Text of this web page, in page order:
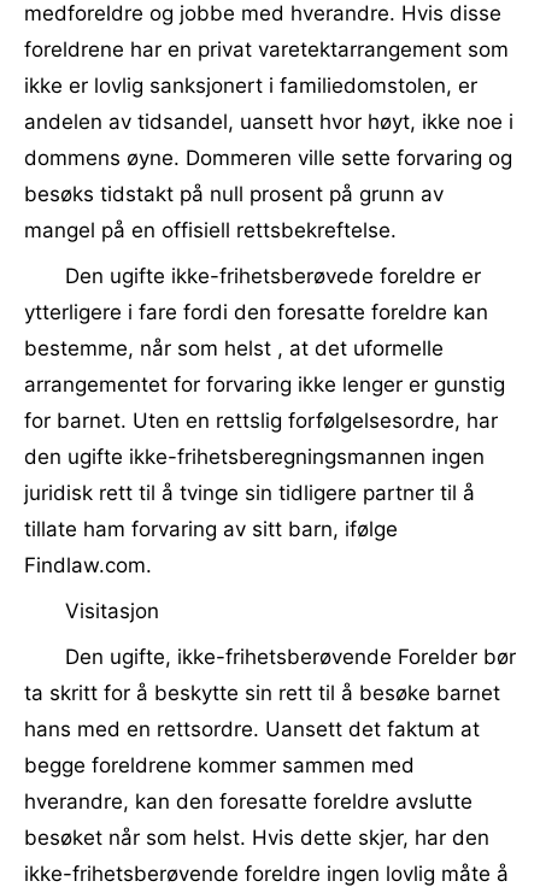
medforeldre og jobbe med hverandre. Hvis disse
foreldrene har en privat varetektarrangement som
ikke er lovlig sanksjonert i familiedomstolen, er
andelen av tidsandel, uansett hvor høyt, ikke noe i
dommens øyne. Dommeren ville sette forvaring og
besøks tidstakt på null prosent på grunn av
mangel på en offisiell rettsbekreftelse.
Den ugifte ikke-frihetsberøvede foreldre er
ytterligere i fare fordi den foresatte foreldre kan
bestemme, når som helst , at det uformelle
arrangementet for forvaring ikke lenger er gunstig
for barnet. Uten en rettslig forfølgelsesordre, har
den ugifte ikke-frihetsberegningsmannen ingen
juridisk rett til å tvinge sin tidligere partner til å
tillate ham forvaring av sitt barn, ifølge
Findlaw.com.
Visitasjon
Den ugifte, ikke-frihetsberøvende Forelder bør
ta skritt for å beskytte sin rett til å besøke barnet
hans med en rettsordre. Uansett det faktum at
begge foreldrene kommer sammen med
hverandre, kan den foresatte foreldre avslutte
besøket når som helst. Hvis dette skjer, har den
ikke-frihetsberøvende foreldre ingen lovlig måte å